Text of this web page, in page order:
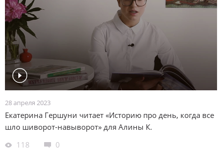
28 апреля 2023
Екатерина Гершуни читает «Историю про день, когда все
шло шиворот-навыворот» для Алины К.
118
0